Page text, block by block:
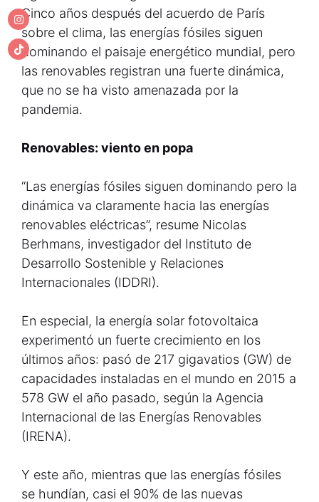
Cinco años después del acuerdo de París
sobre el clima, las energías fósiles siguen
dominando el paisaje energético mundial, pero
las renovables registran una fuerte dinámica,
que no se ha visto amenazada por la
pandemia.
Renovables: viento en popa
“Las energías fósiles siguen dominando pero la
dinámica va claramente hacia las energías
renovables eléctricas”, resume Nicolas
Berhmans, investigador del Instituto de
Desarrollo Sostenible y Relaciones
Internacionales (IDDRI).
En especial, la energía solar fotovoltaica
experimentó un fuerte crecimiento en los
últimos años: pasó de 217 gigavatios (GW) de
capacidades instaladas en el mundo en 2015 a
578 GW el año pasado, según la Agencia
Internacional de las Energías Renovables
(IRENA).
Y este año, mientras que las energías fósiles
se hundían, casi el 90% de las nuevas